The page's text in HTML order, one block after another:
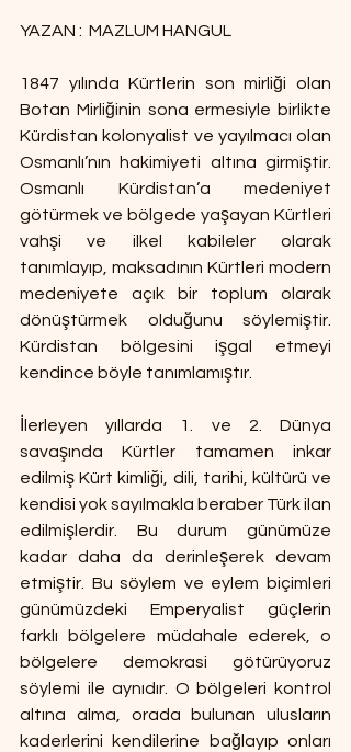
YAZAN :  MAZLUM HANGUL
1847 yılında Kürtlerin son mirliği olan
Botan Mirliğinin sona ermesiyle birlikte
Kürdistan kolonyalist ve yayılmacı olan
Osmanlı’nın hakimiyeti altına girmiştir.
Osmanlı Kürdistan’a medeniyet
götürmek ve bölgede yaşayan Kürtleri
vahşi ve ilkel kabileler olarak
tanımlayıp, maksadının Kürtleri modern
medeniyete açık bir toplum olarak
dönüştürmek olduğunu söylemiştir.
Kürdistan bölgesini işgal etmeyi
kendince böyle tanımlamıştır.
İlerleyen yıllarda 1. ve 2. Dünya
savaşında Kürtler tamamen inkar
edilmiş Kürt kimliği, dili, tarihi, kültürü ve
kendisi yok sayılmakla beraber Türk ilan
edilmişlerdir. Bu durum günümüze
kadar daha da derinleşerek devam
etmiştir. Bu söylem ve eylem biçimleri
günümüzdeki Emperyalist güçlerin
farklı bölgelere müdahale ederek, o
bölgelere demokrasi götürüyoruz
söylemi ile aynıdır. O bölgeleri kontrol
altına alma, orada bulunan ulusların
kaderlerini kendilerine bağlayıp onları